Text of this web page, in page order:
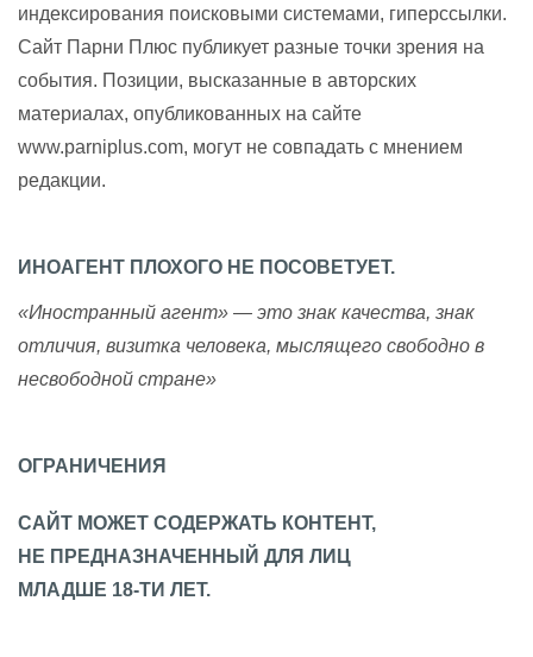
индексирования поисковыми системами, гиперссылки.
Сайт Парни Плюс публикует разные точки зрения на
события. Позиции, высказанные в авторских
материалах, опубликованных на сайте
www.parniplus.com, могут не совпадать с мнением
редакции.
ИНОАГЕНТ ПЛОХОГО НЕ ПОСОВЕТУЕТ.
«Иностранный агент» — это знак качества, знак
отличия, визитка человека, мыслящего свободно в
несвободной стране»
ОГРАНИЧЕНИЯ
САЙТ МОЖЕТ СОДЕРЖАТЬ КОНТЕНТ,
НЕ ПРЕДНАЗНАЧЕННЫЙ ДЛЯ ЛИЦ
МЛАДШЕ 18-ТИ ЛЕТ.